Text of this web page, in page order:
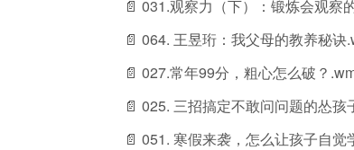
📄 031.观察力（下）：锻炼会观察
📄 064. 王昱珩：我父母的教养秘诀
📄 027.常年99分，粗心怎么破？
📄 025. 三招搞定不敢问问题的怂孩
📄 051. 寒假来袭，怎么让孩子自觉